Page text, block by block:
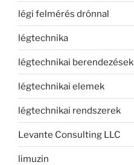
légi felmérés drónnal
légtechnika
légtechnikai berendezések
légtechnikai elemek
légtechnikai rendszerek
Levante Consulting LLC
limuzin